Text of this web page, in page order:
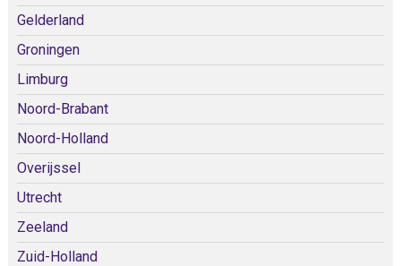
Gelderland
Groningen
Limburg
Noord-Brabant
Noord-Holland
Overijssel
Utrecht
Zeeland
Zuid-Holland